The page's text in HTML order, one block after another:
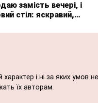
замість вечері, і
стіл: яскравий,
(відмінне
і ні за яких
їх авторам.